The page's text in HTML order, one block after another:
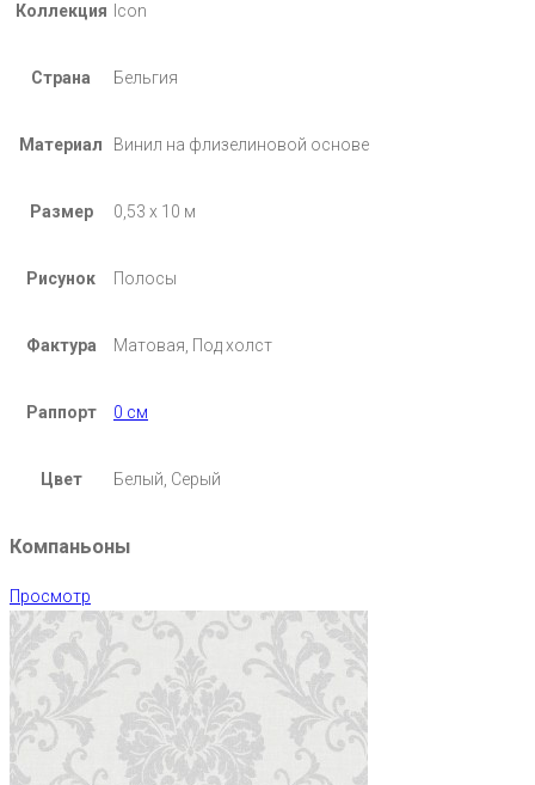
Коллекция Icon
Страна Бельгия
Материал Винил на флизелиновой основе
Размер 0,53 х 10 м
Рисунок Полосы
Фактура Матовая, Под холст
Раппорт 0 см
Цвет Белый, Серый
Компаньоны
Просмотр